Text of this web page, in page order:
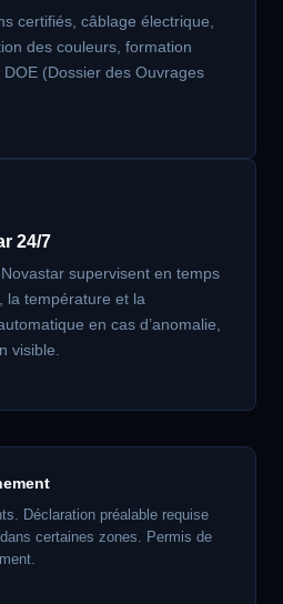
certifiés, câblage électrique,
des couleurs, formation
(Dossier des Ouvrages
24/7
supervisent en temps
la température et la
en cas d’anomalie,
visible.
Déclaration préalable requise
certaines zones. Permis de